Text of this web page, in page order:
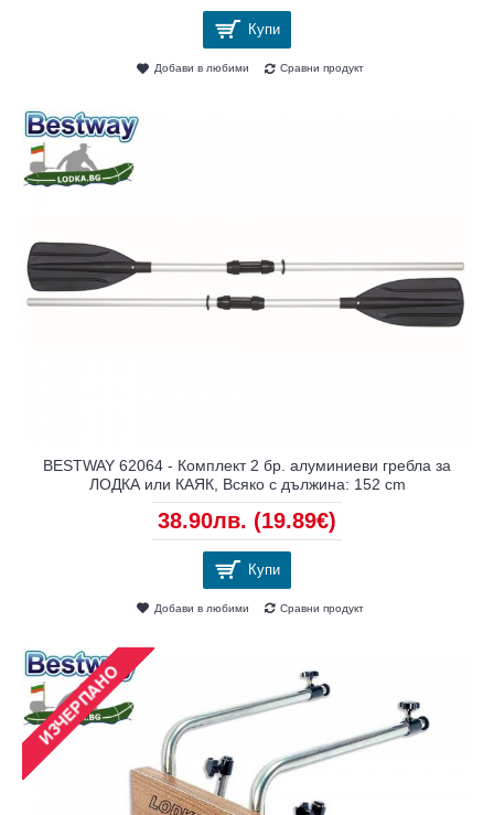
Купи
Добави в любими Сравни продукт
BESTWAY 62064 - Комплект 2 бр. алуминиеви гребла за
ЛОДКА или КАЯК, Всяко с дължина: 152 cm
38.90лв. (19.89€)
Купи
Добави в любими Сравни продукт